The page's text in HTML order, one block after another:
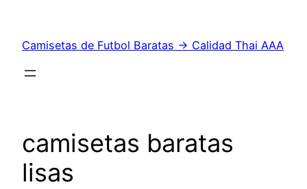
contenido
Camisetas de Futbol Baratas → Calidad Thai AAA
camisetas baratas
lisas